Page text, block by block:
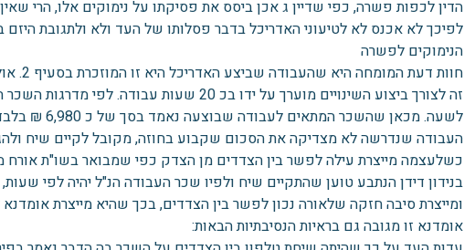
הדין לכפות פשרה, כפי שדיין ג אכן ביסס את פסיקתו על נימוקים אלו, הרי
לפיכך לא אכנס לא לטיעוני האדריכל בדבר פסלותו של העד ולא ולתגובת
הנימוקים לפשרה
חוות
לשעה. מכאן
העבודה שנדרשה לא מצדיקה את הסכום שקבוע בחוזה, מקובל לקיים שיח
כשלעצמה מייצרת עילה לפשר בין הצדדים מן הצדק כפי שמבואר בשו"ת
בנידון דידן הנתבע טוען שהתקיים שיח ולפיו שכר העבודה הנ"ל יהיה לפי
ומייצרת סיבה חזקה שלאורה נכון לפשר בין הצדדים, בכך שהיא מייצרת
אומדנא זו מגובה גם בראיות הנסיבתיות הבאות: